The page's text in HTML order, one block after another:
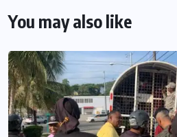
You may also like